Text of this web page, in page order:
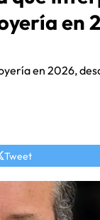
en
en 2026,
Tweet